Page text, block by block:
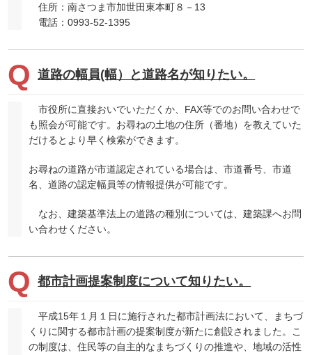
住所：南さつま市加世田東本町８－13
電話：0993-52-1395
道路の幅員(幅）と道路名が知りたい。
市役所に直接おいでいただくか、FAX等でのお問い合わせで
も照会が可能です。お尋ねの土地の住所（番地）を教えていた
だけるとより早く検索ができます。
お尋ねの道路が市道認定されている場合は、市道番号、市道
名、道路の認定幅員等の情報提供が可能です。
なお、建築基準法上の道路の種別については、建築課へお問
い合わせください。
都市計画提案制度について知りたい。
平成15年１月１日に施行された都市計画法において、まちづ
くりに関する都市計画の提案制度が新たに創設されました。こ
の制度は、住民等の自主的なまちづくりの推進や、地域の活性